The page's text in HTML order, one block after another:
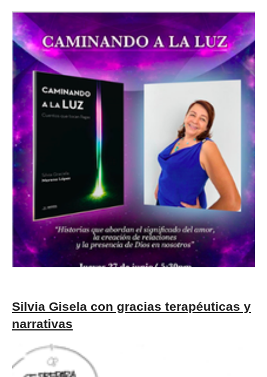
Silvia Gisela con gracias terapéuticas y
narrativas